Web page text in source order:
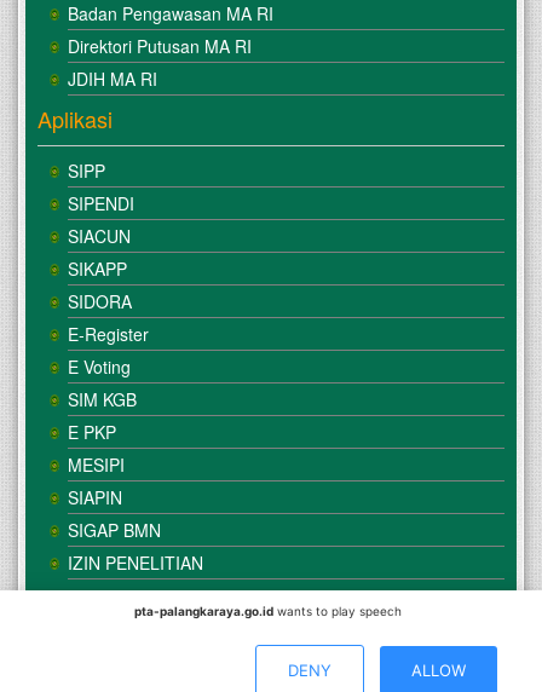
Badan Pengawasan MA RI
Direktori Putusan MA RI
JDIH MA RI
Aplikasi
SIPP
SIPENDI
SIACUN
SIKAPP
SIDORA
E-Register
E Voting
SIM KGB
E PKP
MESIPI
SIAPIN
SIGAP BMN
IZIN PENELITIAN
Agama Palangka Raya
Direkomendasikan Menggunakan Browser :
Mozilla Firefox
pta-palangkaraya.go.id wants to play speech
DENY ALLOW